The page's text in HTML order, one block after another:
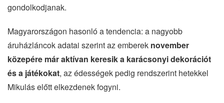
gondolkodjanak.
Magyarországon hasonló a tendencia: a nagyobb
áruházláncok adatai szerint az emberek november
közepére már aktívan keresik a karácsonyi dekorációt
és a játékokat, az édességek pedig rendszerint hetekkel
Mikulás előtt elkezdenek fogyni.